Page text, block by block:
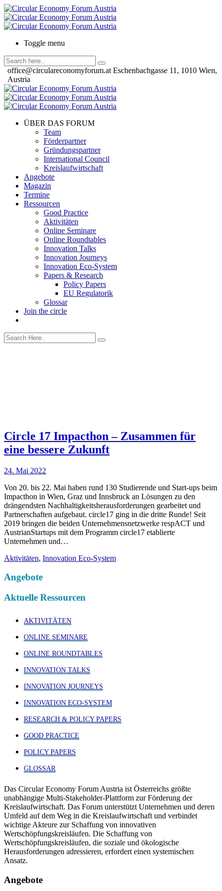
Toggle menu
office@circulareconomyforum.at Eschenbachgasse 11, 1010 Wien,
Austria
ÜBER DAS FORUM
Team
Förderpartner
Gründungspartner
International Council
Kreislaufwirtschaft
Angebote
Magazin
Termine
Ressourcen
Good Practice
Aktivitäten
Online Seminare
Online Roundtables
Innovation Talks
Innovation Journeys
Innovation Eco-System
Papers & Research
Policy Papers
EU Regulatorik
Glossar
Join the circle
Circle 17 Impacthon – Zusammen für
eine bessere Zukunft
24. Mai 2022
Von 20. bis 22. Mai haben rund 130 Studierende und Start-ups beim
Impacthon in Wien, Graz und Innsbruck an Lösungen zu den
drängendsten Nachhaltigkeitsherausforderungen gearbeitet und
Partnerschaften aufgebaut. circle17 ging in die dritte Runde! Seit
2019 bringen die beiden Unternehmensnetzwerke respACT und
AustrianStartups mit dem Programm circle17 etablierte
Unternehmen und…
Aktivitäten, Innovation Eco-System
Angebote
Aktuelle Ressourcen
AKTIVITÄTEN
ONLINE SEMINARE
ONLINE ROUNDTABLES
INNOVATION TALKS
INNOVATION JOURNEYS
INNOVATION ECO-SYSTEM
RESEARCH & POLICY PAPERS
GOOD PRACTICE
POLICY PAPERS
GLOSSAR
Das Circular Economy Forum Austria ist Österreichs größte
unabhängige Multi-Stakeholder-Plattform zur Förderung der
Kreislaufwirtschaft. Das Forum unterstützt Unternehmen und deren
Umfeld auf dem Weg in die Kreislaufwirtschaft und verbindet
wichtige Akteure zur Schaffung von innovativen
Wertschöpfungskreisläufen. Die Schaffung von
Wertschöpfungskreisläufen, die soziale und ökologische
Herausforderungen adressieren, erfordert einen systemischen
Ansatz.
Angebote